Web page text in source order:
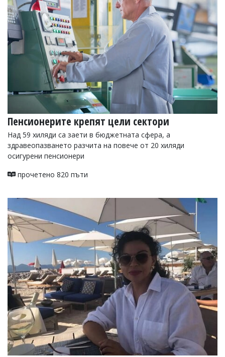
УКРАЙНА
СПОРТ
РАЗСЛЕДВАНЕ
БИЗНЕС
Управители:
email:
v.vasilev@flagman.bg
Катя
Касабова,
еmail:k.kassabova@flagman.bg
Главен
редактор:
Колев,
email:
office@flagman.bg
Коментарите
под
статиите
се
въвеждат
от
читателите
редакцията
не
носи
отговорност
за
тях!
Пенсионерите крепят цели сектори
Над 59 хиляди са заети в бюджетната сфера, а
здравеопазването разчита на повече от 20 хиляди
осигурени пенсионери
прочетено 820 пъти